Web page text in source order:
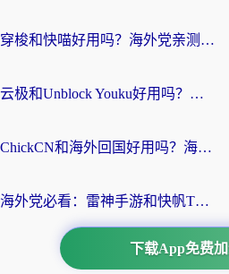
穿梭和快喵好用吗？海外党亲测：小众加速器对比+番茄加速器深度体验
云极和Unblock Youku好用吗？海外党亲测+2026回国加速器避坑指南
ChickCN和海外回国好用吗？海外党2026亲测：从手游到影音，选对加速器的3个关键
海外党必看：雷神手游和快帆TV版好用吗？3步选对回国加速器不踩坑
下载App免费